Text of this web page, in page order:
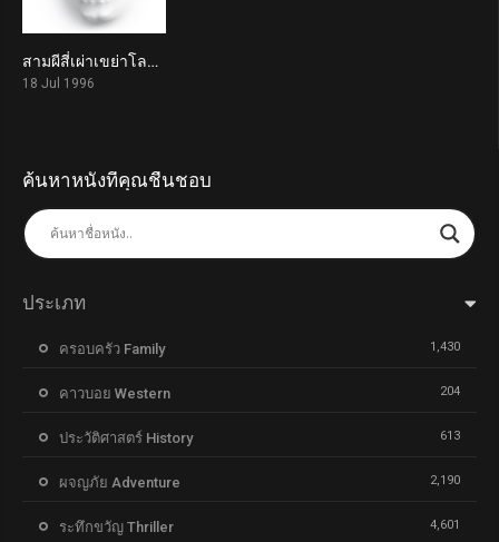
7.1
สามผีสี่เผ่าเขย่าโลก The Frighteners (1996)
18 Jul 1996
ค้นหาหนังที่คุณชื่นชอบ
ประเภท
ครอบครัว Family 1,430
คาวบอย Western 204
ประวัติศาสตร์ History 613
ผจญภัย Adventure 2,190
ระทึกขวัญ Thriller 4,601